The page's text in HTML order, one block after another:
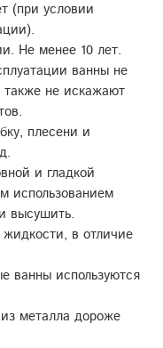
(при условии
Не менее 10 лет.
ванны не
не искажают
плесени и
и гладкой
использованием
высушить.
жидкости, в отличие
ванны используются
металла дороже